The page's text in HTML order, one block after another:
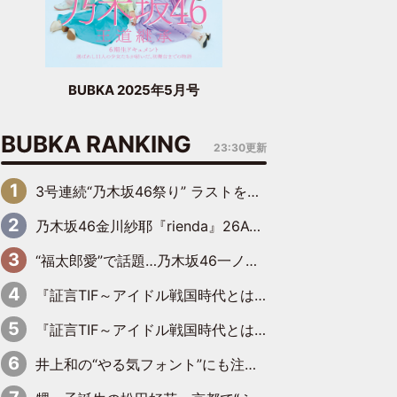
BUBKA 2025年5月号
BUBKA RANKING 23:30更新
3号連続“乃木坂46祭り” ラストを飾るのは賀喜遥香…5年ぶりの登場に「5年分大人になった私を見ていただけたら」
乃木坂46金川紗耶『rienda』26AW LOOKモデルに就任
“福太郎愛”で話題…乃木坂46一ノ瀬美空、地元福岡『めんべい25周年トップサポーター』に就任
『証言TIF～アイドル戦国時代とはなんだったのか～』第6回：でんぱ組.inc・古川未鈴×相沢梨紗「『ハロプロやりたかったな』って言ったら、夢眠ねむさんに『てめえはでんぱ組．incなんだよ！』って肩パンされて(笑)」
『証言TIF～アイドル戦国時代とはなんだったのか～』第11回：私立恵比寿中学・真山りか×安本彩花「TIFで10年ぶりのキョンシーメイクをしたら、場を完全に引かせてしまって。時代が変わったんだなって」
井上和の“やる気フォント”にも注目 乃木坂46が挑んだ書道パフォーマンスの舞台裏